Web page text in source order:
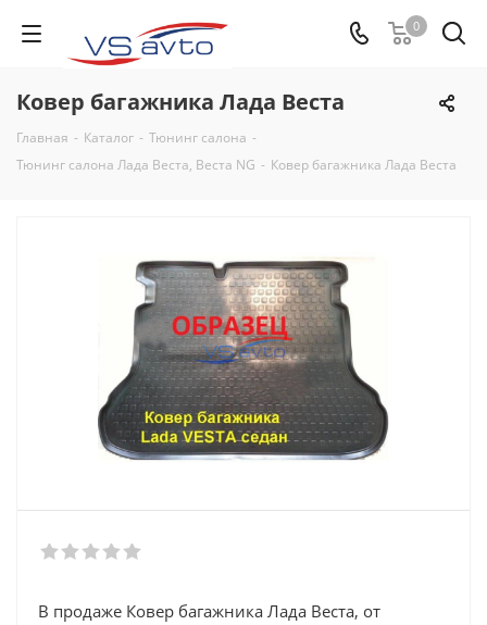
0
Ковер багажника Лада Веста
Главная - Каталог - Тюнинг салона -
Тюнинг салона Лада Веста, Веста NG - Ковер багажника Лада Веста
В продаже Ковер багажника Лада Веста, от